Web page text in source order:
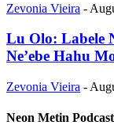
Zevonia Vieira -
Lu Olo: Labele
Ne’ebe Hahu
Zevonia Vieira -
Neon Metin Podcast